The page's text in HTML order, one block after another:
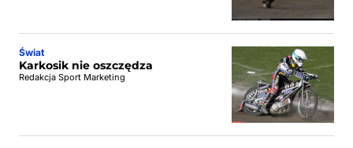
Świat
Karkosik nie oszczędza
Redakcja Sport Marketing